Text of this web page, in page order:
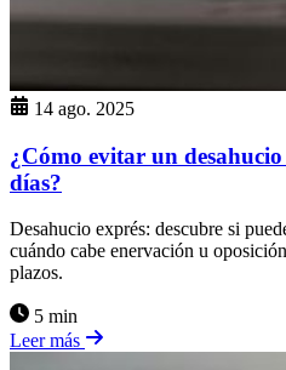
14 ago. 2025
¿Cómo evitar un desahucio
días?
Desahucio exprés: descubre si
cuándo cabe enervación u
plazos.
5 min
Leer más